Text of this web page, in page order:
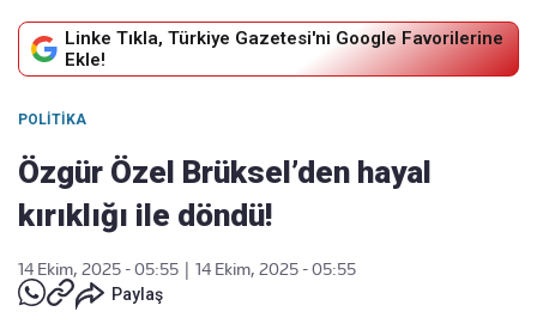
Linke Tıkla, Türkiye Gazetesi'ni Google Favorilerine
Ekle!
POLITIKA
Özgür Özel Brüksel’den hayal
kırıklığı ile döndü!
14 Ekim, 2025 - 05:55
14 Ekim, 2025 - 05:55
Paylaş